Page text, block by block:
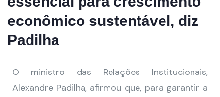
econômico sustentável, diz
Padilha
O ministro das Relações Institucionais,
Alexandre Padilha, afirmou que, para garantir a